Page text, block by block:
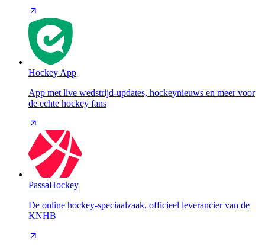
Hockey App
App met live wedstrijd-updates, hockeynieuws en meer voor
de echte hockey fans
PassaHockey
De online hockey-speciaalzaak, officieel leverancier van de
KNHB